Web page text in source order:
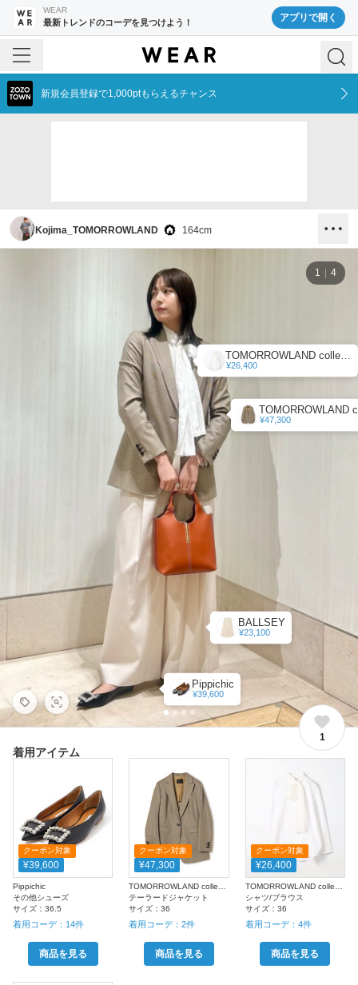
WEAR
最新トレンドのコーデを見つけよう！ アプリで開く
新規会員登録で1,000ptもらえるチャンス
Kojima_TOMORROWLAND 164cm
Pippichic
¥39,600
¥47,300
TOMORROWLAND collection
¥26,400
BALLSEY
¥23,100
1 4
1
着用アイテム
クーポン対象
¥39,600
Pippichic
その他シューズ
サイズ： 36.5
着用コーデ： 14件
商品を見る
クーポン対象
¥47,300
テーラードジャケット
サイズ：36
着用コーデ：2件
商品を見る
クーポン対象
¥26,400
シャツ/ブラウス
サイズ： 36
着用コーデ： 4件
商品を見る